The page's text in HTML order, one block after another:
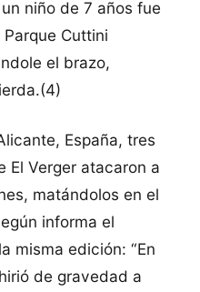
niño de 7 años fue
Cuttini
el brazo,
España, tres
El Verger atacaron a
matándolos en el
informa el
misma edición: “En
de gravedad a